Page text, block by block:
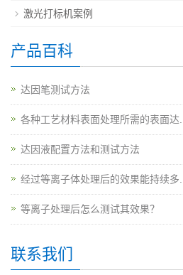
激光打标机案例
产品百科
达因笔测试方法
各种工艺材料表面处理所需的表面达...
达因液配置方法和测试方法
经过等离子体处理后的效果能持续多...
等离子处理后怎么测试其效果？
联系我们